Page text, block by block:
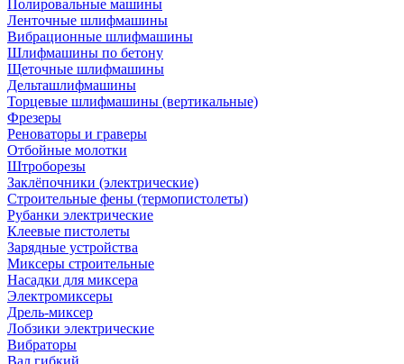
Полировальные машины
Ленточные шлифмашины
Вибрационные шлифмашины
Шлифмашины по бетону
Щеточные шлифмашины
Дельташлифмашины
Торцевые шлифмашины (вертикальные)
Фрезеры
Реноваторы и граверы
Отбойные молотки
Штроборезы
Заклёпочники (электрические)
Строительные фены (термопистолеты)
Рубанки электрические
Клеевые пистолеты
Зарядные устройства
Миксеры строительные
Насадки для миксера
Электромиксеры
Дрель-миксер
Лобзики электрические
Вибраторы
Вал гибкий